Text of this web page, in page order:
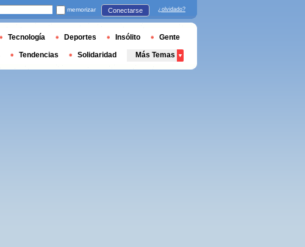
memorizar Conectarse ¿olvidado?
Tecnología Deportes Insólito Gente
Tendencias Solidaridad Más Temas